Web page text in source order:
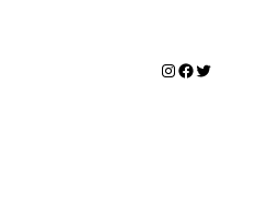
Instagram
Twitter